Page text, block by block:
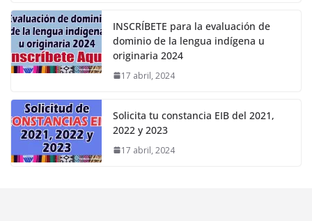
INSCRÍBETE para la evaluación de
dominio de la lengua indígena u
originaria 2024
17 abril, 2024
Solicita tu constancia EIB del 2021,
2022 y 2023
17 abril, 2024